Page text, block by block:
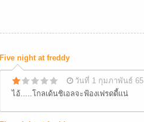
Five night at freddy
วันที่ 1 กุมภาพันธ์ 65
ไอ้.....โกลเด้นชิเอลจะฟ้องเฟรดดี้แน่